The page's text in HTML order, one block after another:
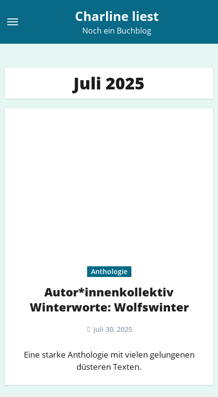
Inhalt
Charline liest
Noch ein Buchblog
Juli 2025
Anthologie
Autor*innenkollektiv
Winterworte: Wolfswinter
Juli 30, 2025
Eine starke Anthologie mit vielen gelungenen
düsteren Texten.